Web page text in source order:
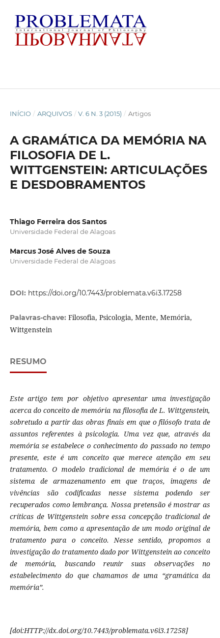
INÍCIO / ARQUIVOS / V. 6 N. 3 (2015) / Artigos
A GRAMÁTICA DA MEMÓRIA NA
FILOSOFIA DE L.
WITTGENSTEIN: ARTICULAÇÕES
E DESDOBRAMENTOS
Thiago Ferreira dos Santos
Universidade Federal de Alagoas
Marcus José Alves de Souza
Universidade Federal de Alagoas
DOI: https://doi.org/10.7443/problemata.v6i3.17258
Palavras-chave: Filosofia, Psicologia, Mente, Memória,
Wittgenstein
RESUMO
Este artigo tem por objetivo apresentar uma investigação
acerca do conceito de memória na filosofia de L. Wittgenstein,
sobretudo a partir das obras finais em que o filósofo trata de
assuntos referentes à psicologia. Uma vez que, através da
memória se estabelece o conhecimento do passado no tempo
presente, este é um conceito que merece atenção em seu
tratamento. O modelo tradicional de memória é o de um
sistema de armazenamento em que traços, imagens de
vivências são codificadas nesse sistema podendo ser
recuperados como lembrança. Nossa pretensão é mostrar as
críticas de Wittgenstein sobre essa concepção tradicional de
memória, bem como a apresentação de um modo original de
tratamento para o conceito. Nesse sentido, propomos a
investigação do tratamento dado por Wittgenstein ao conceito
de memória, buscando reunir suas observações no
estabelecimento do que chamamos de uma “gramática da
memória”.
[doi:HTTP://dx.doi.org/10.7443/problemata.v6i3.17258]